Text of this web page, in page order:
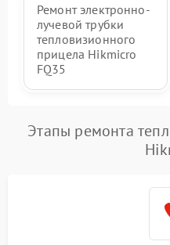
Ремонт электронно-
лучевой трубки
тепловизионного
прицела Hikmicro
FQ35
Этапы ремонта